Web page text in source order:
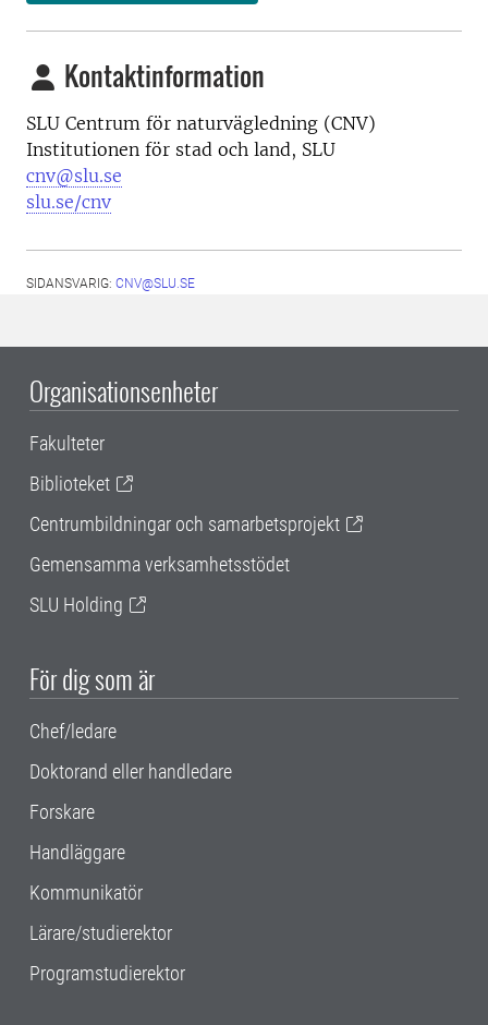
Kontaktinformation
SLU Centrum för naturvägledning (CNV)
Institutionen för stad och land, SLU
cnv@slu.se
slu.se/cnv
SIDANSVARIG: CNV@SLU.SE
Organisationsenheter
Fakulteter
Biblioteket
Centrumbildningar och samarbetsprojekt
Gemensamma verksamhetsstödet
SLU Holding
För dig som är
Chef/ledare
Doktorand eller handledare
Forskare
Handläggare
Kommunikatör
Lärare/studierektor
Programstudierektor